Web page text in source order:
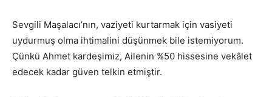
Sevgili Maşalacı’nın, vaziyeti kurtarmak için vasiyeti
uydurmuş olma ihtimalini düşünmek bile istemiyorum.
Çünkü Ahmet kardeşimiz, Ailenin %50 hissesine vekâlet
edecek kadar güven telkin etmiştir.